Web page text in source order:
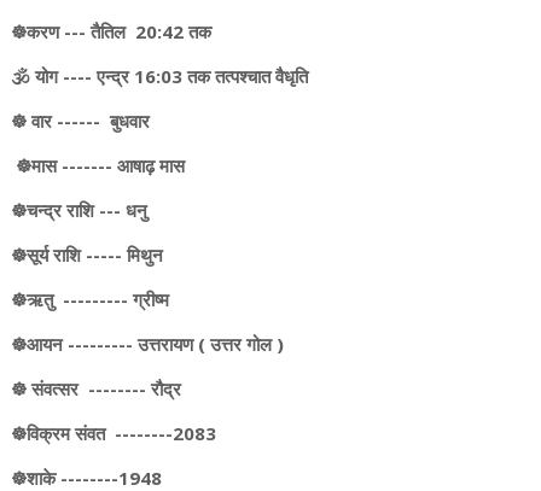
☸️करण --- तैतिल 20:42 तक
🕉️ योग ---- एन्द्र 16:03 तक तत्पश्चात वैधृति
☸️ वार ------ बुधवार
☸️मास ------- आषाढ़ मास
☸️चन्द्र राशि --- धनु
☸️सूर्य राशि ----- मिथुन
☸️ऋतु --------- ग्रीष्म
☸️आयन --------- उत्तरायण ( उत्तर गोल )
☸️ संवत्सर -------- रौद्र
☸️विक्रम संवत --------2083
☸️शाके --------1948